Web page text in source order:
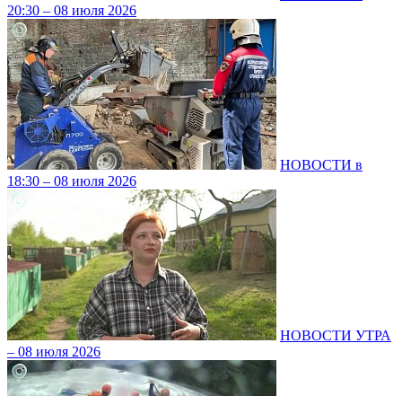
20:30 – 08 июля 2026
НОВОСТИ в
18:30 – 08 июля 2026
НОВОСТИ УТРА
– 08 июля 2026